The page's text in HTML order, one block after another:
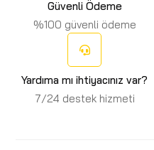
Güvenli Ödeme
%100 güvenli ödeme
Yardıma mı ihtiyacınız var?
7/24 destek hizmeti